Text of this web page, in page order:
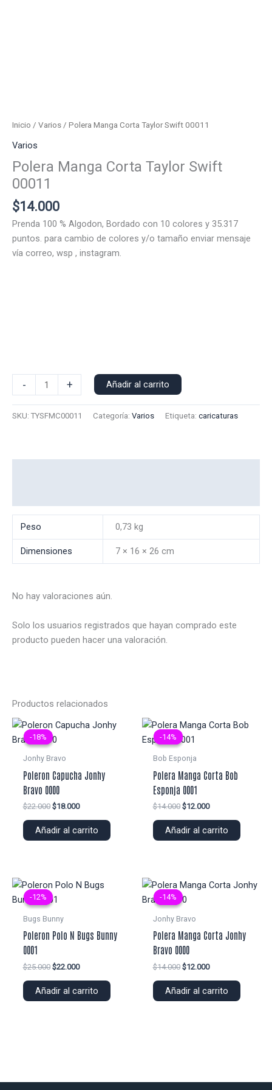
Inicio / Varios / Polera Manga Corta Taylor Swift 00011
Varios
Polera Manga Corta Taylor Swift
00011
$14.000
Prenda 100 % Algodon, Bordado con 10 colores y 35.317
puntos. para cambio de colores y/o tamaño enviar mensaje
vía correo, wsp , instagram.
-
Manga
+ Añadir al carrito
SKU: TYSFMC00011 Categoría: Varios Etiqueta: caricaturas
Peso 0,73 kg
Dimensiones 7 × 16 × 26 cm
No hay valoraciones aún.
Solo los usuarios registrados que hayan comprado este
producto pueden hacer una valoración.
Productos relacionados
-18%
-18%
Jonhy Bravo
Poleron Capucha Jonhy
Bravo 0000
$22.000 El
original
$18.000El
actual
Añadir al carrito
-14%
-14%
Bob Esponja
Polera Manga Corta Bob
Esponja 0001
$14.000 El
original
$12.000El
actual
Añadir al carrito
-12%
-12%
Bugs Bunny
Poleron Polo N Bugs Bunny
0001
$25.000 El
original
$22.000El
actual
Añadir al carrito
-14%
-14%
Jonhy Bravo
Polera Manga Corta Jonhy
Bravo 0000
$14.000 El
original
$12.000El
actual
Añadir al carrito